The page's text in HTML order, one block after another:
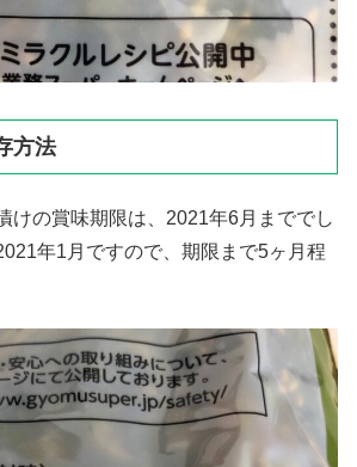
方法
けの賞味期限は、2021年6月まででし
年1月ですので、期限まで5ヶ月程